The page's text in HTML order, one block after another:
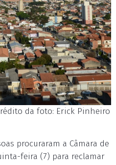
da foto: Erick Pinheiro
procuraram a Câmara de
feira (7) para reclamar